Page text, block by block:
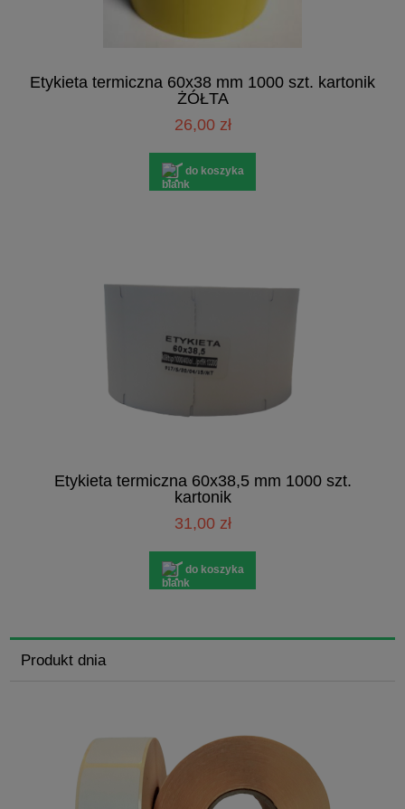
Etykieta termiczna 60x38 mm 1000 szt. kartonik
ŻÓŁTA
26,00 zł
do koszyka
Etykieta termiczna 60x38,5 mm 1000 szt.
kartonik
31,00 zł
do koszyka
Produkt dnia